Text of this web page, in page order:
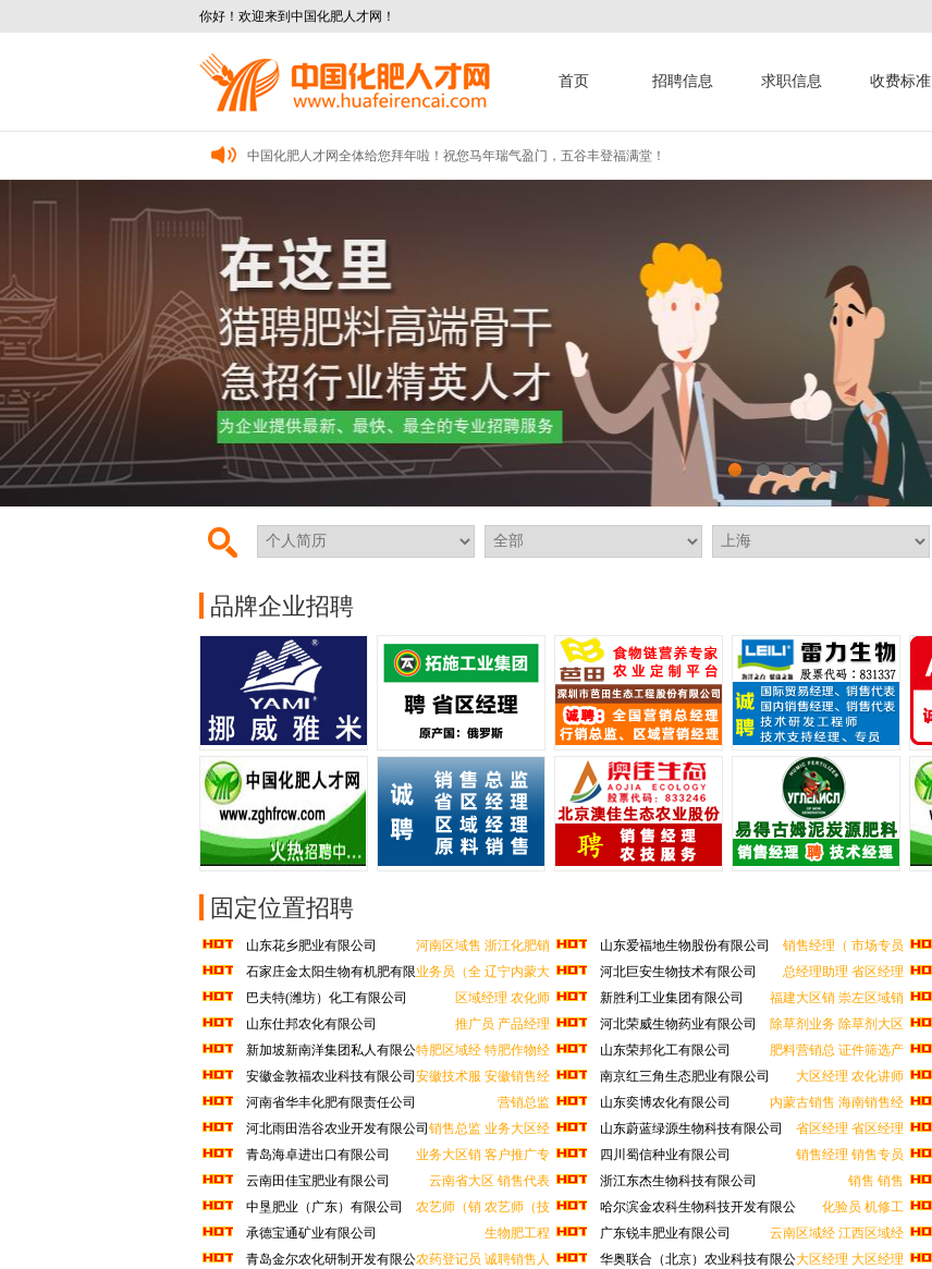
你好！欢迎来到中国化肥人才网！
首页 招聘信息 求职信息 收费标准
中国化肥人才网全体给您拜年啦！祝您马年瑞气盈门，五谷丰登福满堂！
中国化肥人才网全体给您拜年啦！祝您新年快乐、龙年龘龘、前程朤朤！
中国化肥人才网全体给您拜年啦！祝您马年瑞气盈门，五谷丰登福满堂！
中国化肥人才网全体给您拜年了！祝您及家人新春快乐、阖家幸福、万事如意、...
中国化肥人才网全体给您拜年啦！祝您新年快乐、龙年龘龘、前程朤朤！
中国化肥人才网全体给您拜年啦！祝您马年瑞气盈门，五谷丰登福满堂！
中国化肥人才网全体给您拜年了！祝您及家人新春快乐、阖家幸福、万事如意、...
中国化肥人才网全体给您拜年了！祝您及家人新春快乐、阖家幸福、万事如意、...
中国化肥人才网全体给您拜年啦！祝您新年快乐、龙年龘龘、前程朤朤！
2 3 4
品牌企业招聘
固定位置招聘
河南区域售 浙江化肥销
山东花乡肥业有限公司
业务员（全 辽宁内蒙大
石家庄金太阳生物有机肥有限
公司
区域经理 农化师
巴夫特(潍坊）化工有限公司
推广员 产品经理
山东仕邦农化有限公司
特肥区域经 特肥作物经
新加坡新南洋集团私人有限公
司
安徽技术服 安徽销售经
安徽金敦福农业科技有限公司
营销总监
河南省华丰化肥有限责任公司
销售总监 业务大区经
河北雨田浩谷农业开发有限公司
业务大区销 客户推广专
青岛海卓进出口有限公司
云南省大区 销售代表
云南田佳宝肥业有限公司
农艺师（销 农艺师（技
中垦肥业（广东）有限公司
生物肥工程
承德宝通矿业有限公司
农药登记员 诚聘销售人
青岛金尔农化研制开发有限公
销售经理（ 市场专员
山东爱福地生物股份有限公司
总经理助理 省区经理
河北巨安生物技术有限公司
福建大区销 崇左区域销
新胜利工业集团有限公司
除草剂业务 除草剂大区
河北荣威生物药业有限公司
肥料营销总 证件筛选产
山东荣邦化工有限公司
大区经理 农化讲师
南京红三角生态肥业有限公司
内蒙古销售 海南销售经
山东奕博农化有限公司
省区经理 省区经理
山东蔚蓝绿源生物科技有限公司
销售经理 销售专员
四川蜀信种业有限公司
销售 销售
浙江东杰生物科技有限公司
化验员 机修工
哈尔滨金农科生物科技开发有限公
云南区域经 江西区域经
广东锐丰肥业有限公司
大区经理 大区经理
华奥联合（北京）农业科技有限公
公
司